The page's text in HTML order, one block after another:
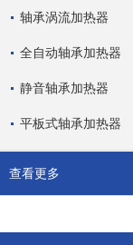
轴承涡流加热器
全自动轴承加热器
静音轴承加热器
平板式轴承加热器
查看更多